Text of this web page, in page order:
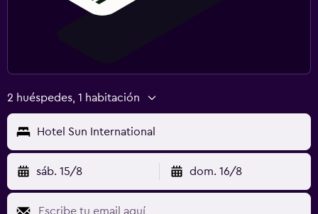
2 huéspedes, 1 habitación
Hotel Sun International
sáb. 15/8 dom. 16/8